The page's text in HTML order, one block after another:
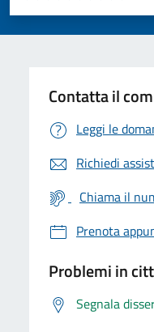
Valuta
Valuta 4
Valuta 3 stelle
Valuta 2 stelle su 5
Valuta 1 stelle su 5
Contatta il
Leggi le
Richiedi
Chiama il
Prenota
Problemi in
Segnala